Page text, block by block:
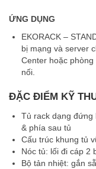
ỨNG DỤNG
EKORACK –
bị mạng và server
Center hoặc
nối.
ĐẶC ĐIỂM KỸ
Tủ rack dạng đứng
& phía sau tủ
Cấu trúc khung tủ
Nóc tủ: lối đi cáp 2
Bộ tản nhiệt: gắn